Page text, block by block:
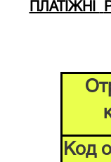
ПЛАТІЖНІ
Код